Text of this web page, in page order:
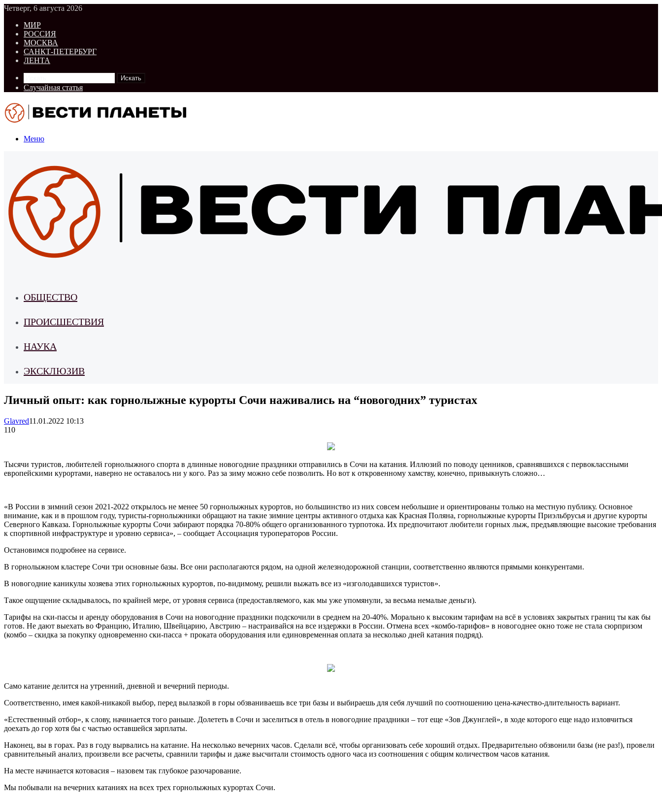
Четверг, 6 августа 2026
МИР
РОССИЯ
МОСКВА
САНКТ-ПЕТЕРБУРГ
ЛЕНТА
Искать
Случайная статья
Меню
ОБЩЕСТВО
ПРОИСШЕСТВИЯ
НАУКА
ЭКСКЛЮЗИВ
Личный опыт: как горнолыжные курорты Сочи наживались на “новогодних” туристах
Glavred11.01.2022 10:13
110
Тысячи туристов, любителей горнолыжного спорта в длинные новогодние праздники отправились в Сочи на катания. Иллюзий по поводу ценников, сравнявшихся с первоклассными
европейскими курортами, наверно не оставалось ни у кого. Раз за зиму можно себе позволить. Но вот к откровенному хамству, конечно, привыкнуть сложно…
«В России в зимний сезон 2021-2022 открылось не менее 50 горнолыжных курортов, но большинство из них совсем небольшие и ориентированы только на местную публику. Основное
внимание, как и в прошлом году, туристы-горнолыжники обращают на такие зимние центры активного отдыха как Красная Поляна, горнолыжные курорты Приэльбрусья и другие курорты
Северного Кавказа. Горнолыжные курорты Сочи забирают порядка 70-80% общего организованного турпотока. Их предпочитают любители горных лыж, предъявляющие высокие требования
к спортивной инфраструктуре и уровню сервиса», – сообщает Ассоциация туроператоров России.
Остановимся подробнее на сервисе.
В горнолыжном кластере Сочи три основные базы. Все они располагаются рядом, на одной железнодорожной станции, соответственно являются прямыми конкурентами.
В новогодние каникулы хозяева этих горнолыжных курортов, по-видимому, решили выжать все из «изголодавшихся туристов».
Такое ощущение складывалось, по крайней мере, от уровня сервиса (предоставляемого, как мы уже упомянули, за весьма немалые деньги).
Тарифы на ски-пассы и аренду оборудования в Сочи на новогодние праздники подскочили в среднем на 20-40%. Морально к высоким тарифам на всё в условиях закрытых границ ты как бы
готов. Не дают выехать во Францию, Италию, Швейцарию, Австрию – настраивайся на все издержки в России. Отмена всех «комбо-тарифов» в новогоднее окно тоже не стала сюрпризом
(комбо – скидка за покупку одновременно ски-пасса + проката оборудования или единовременная оплата за несколько дней катания подряд).
Само катание делится на утренний, дневной и вечерний периоды.
Соответственно, имея какой-никакой выбор, перед вылазкой в горы обзваниваешь все три базы и выбираешь для себя лучший по соотношению цена-качество-длительность вариант.
«Естественный отбор», к слову, начинается того раньше. Долететь в Сочи и заселиться в отель в новогодние праздники – тот еще «Зов Джунглей», в ходе которого еще надо изловчиться
доехать до гор хотя бы с частью оставшейся зарплаты.
Наконец, вы в горах. Раз в году вырвались на катание. На несколько вечерних часов. Сделали всё, чтобы организовать себе хороший отдых. Предварительно обзвонили базы (не раз!), провели
сравнительный анализ, произвели все расчеты, сравнили тарифы и даже высчитали стоимость одного часа из соотношения с общим количеством часов катания.
На месте начинается котовасия – назовем так глубокое разочарование.
Мы побывали на вечерних катаниях на всех трех горнолыжных курортах Сочи.